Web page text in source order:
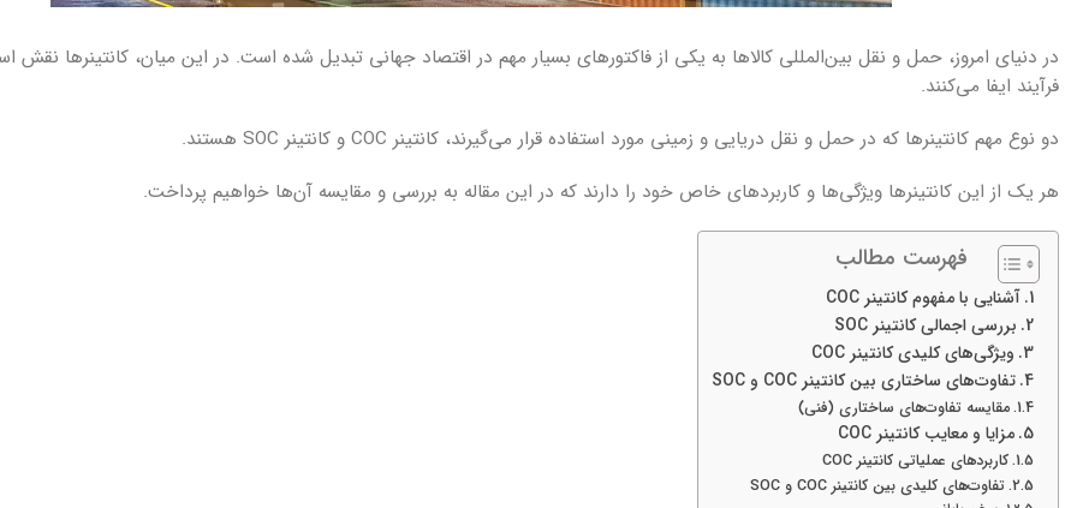
در دنیای امروز، حمل و نقل بین‌المللی کالاها به یکی از فاکتورهای بسیار مهم در اقتصاد جهانی تبدیل شده است. در این میان، کانتینرها نقش
فرآیند ایفا می‌کنند.
دو نوع مهم کانتینرها که در حمل و نقل دریایی و زمینی مورد استفاده قرار می‌گیرند، کانتینر COC و کانتینر SOC هستند.
هر یک از این کانتینرها ویژگی‌ها و کاربردهای خاص خود را دارند که در این مقاله به بررسی و مقایسه آن‌ها خواهیم پرداخت.
فهرست مطالب
آشنایی با مفهوم کانتینر COC
بررسی اجمالی کانتینر SOC
ویژگی‌های کلیدی کانتینر COC
تفاوت‌های ساختاری بین کانتینر COC و SOC
مقایسه تفاوت‌های ساختاری (فنی)
مزایا و معایب کانتینر COC
کاربردهای عملیاتی کانتینر COC
تفاوت‌های کلیدی بین کانتینر COC و SOC